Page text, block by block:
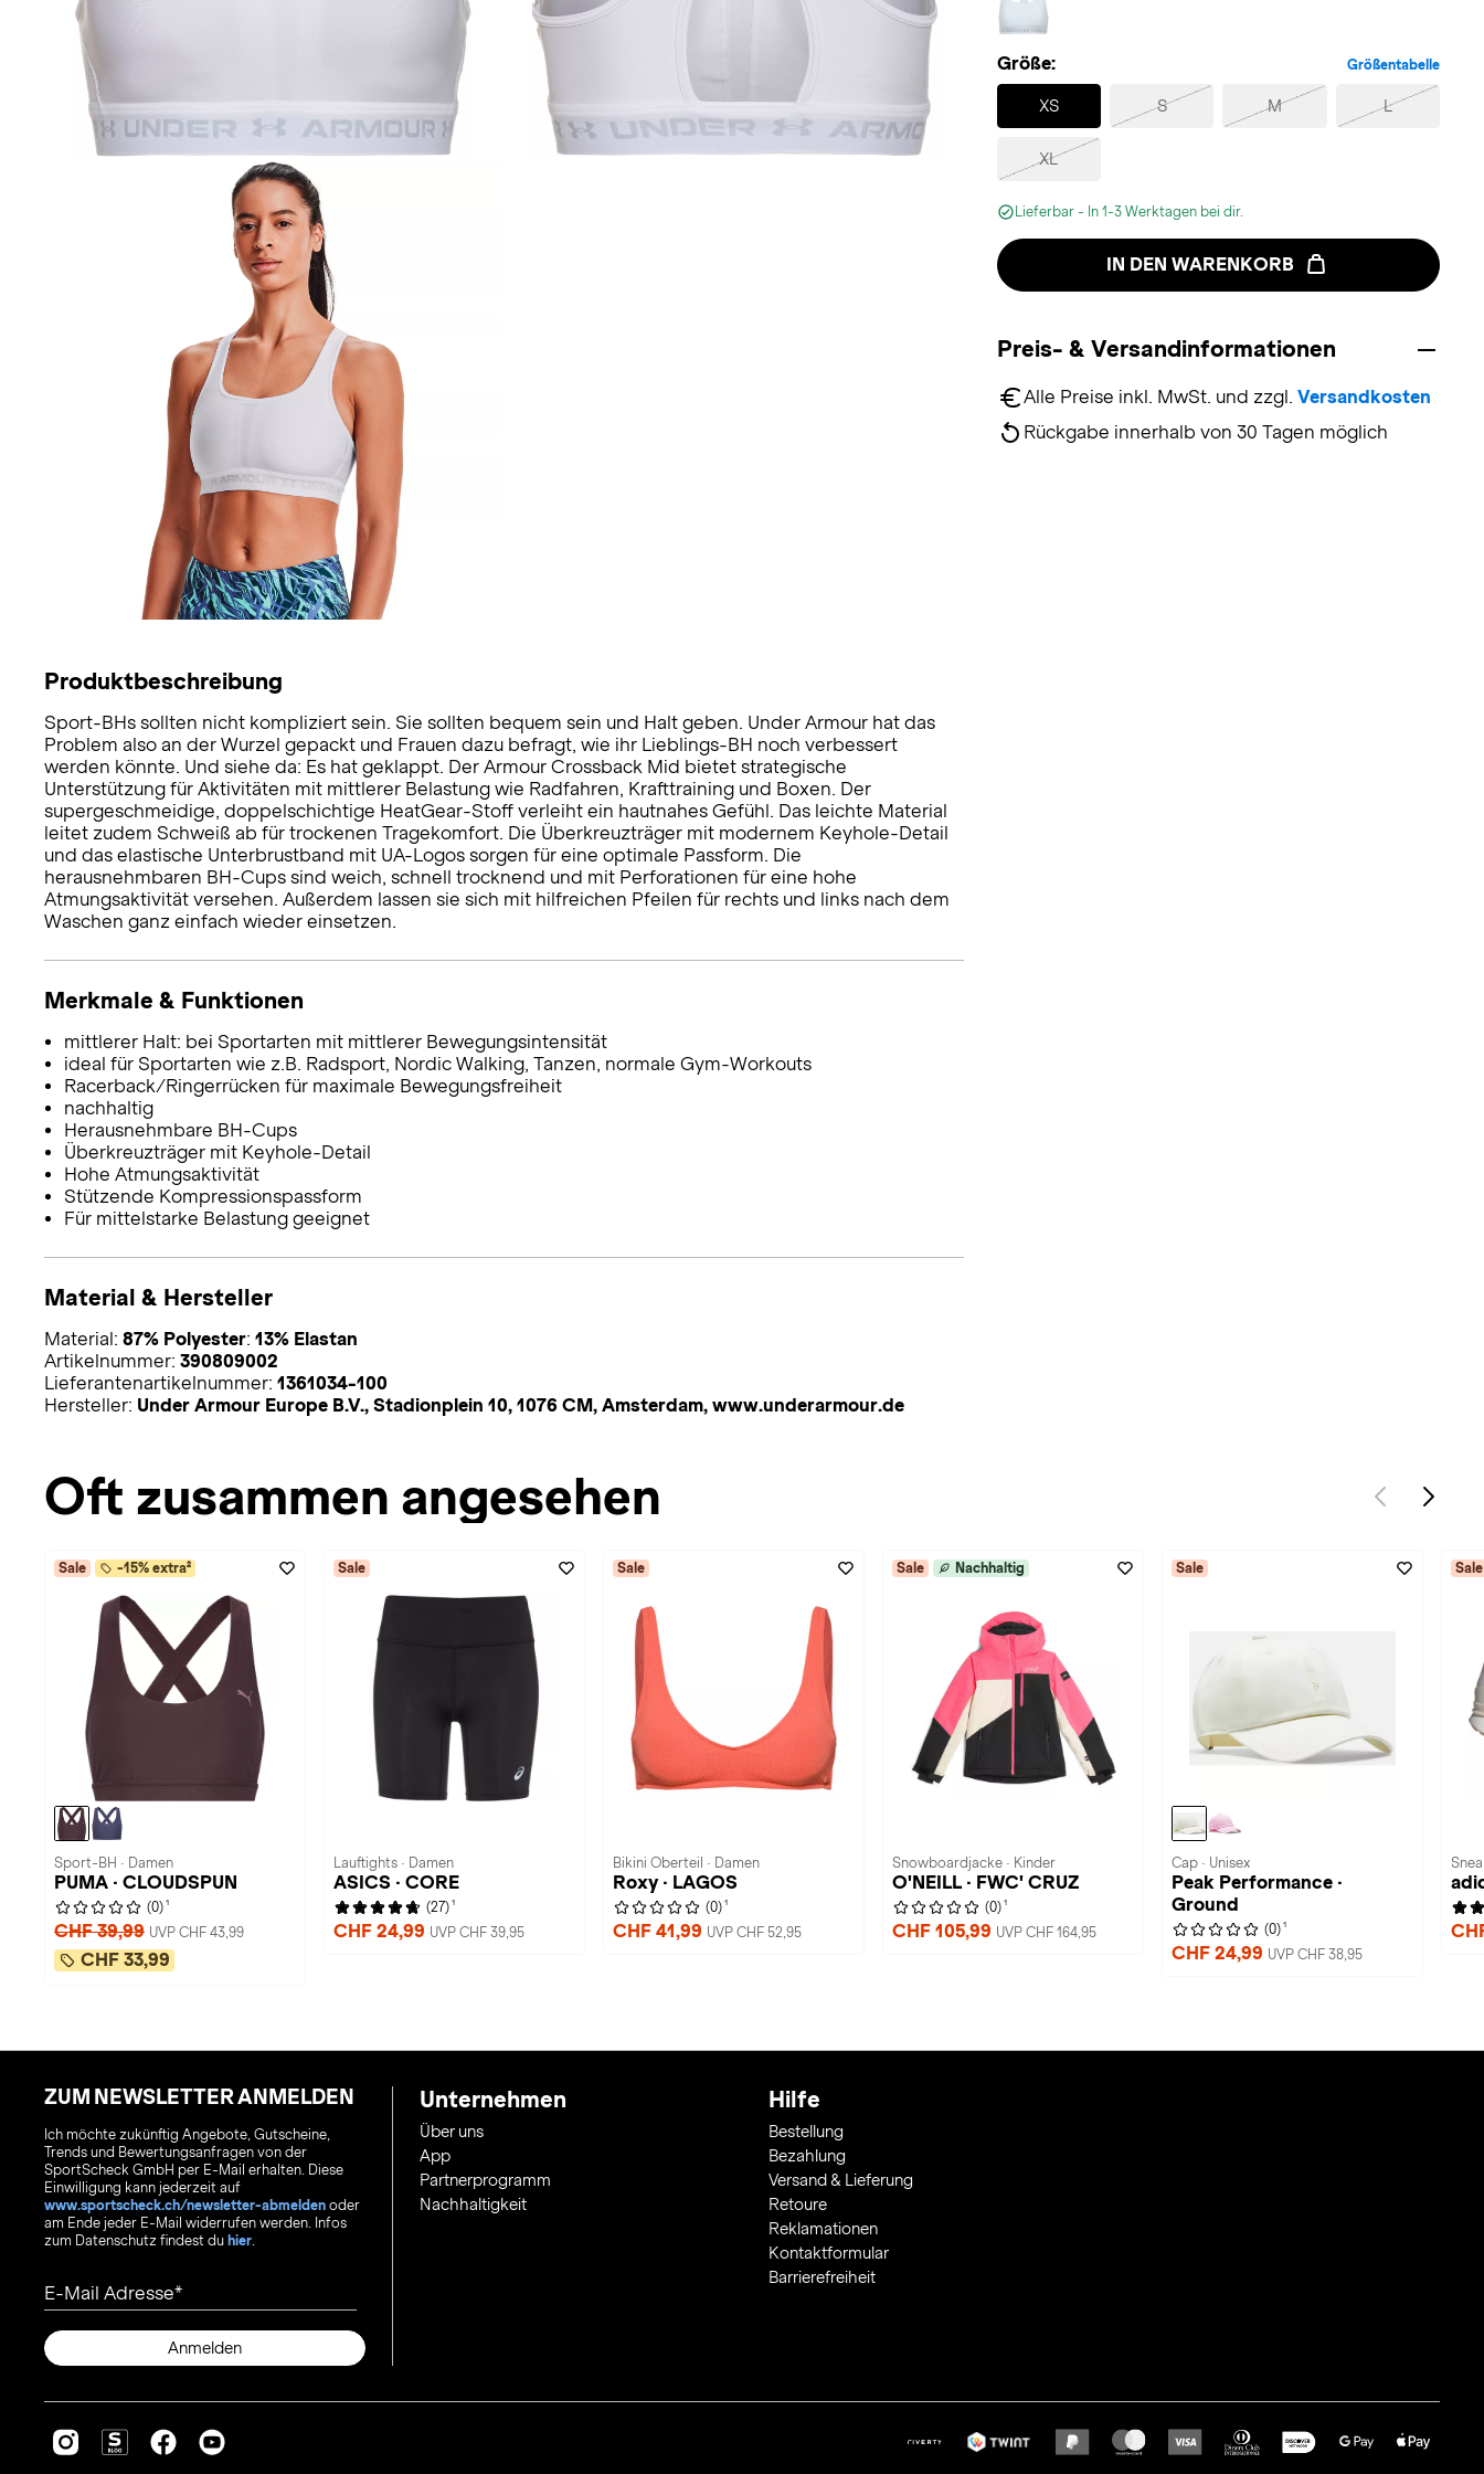
Größe: Größentabelle
XS
Selected
S M L
XL
Lieferbar - In 1-3 Werktagen bei dir.
IN DEN WARENKORB
Preis- & Versandinformationen
Alle Preise inkl. MwSt. und zzgl. Versandkosten
Rückgabe innerhalb von 30 Tagen möglich
Produktbeschreibung
Sport-BHs sollten nicht kompliziert sein. Sie sollten bequem sein und Halt geben. Under Armour hat das
Problem also an der Wurzel gepackt und Frauen dazu befragt, wie ihr Lieblings-BH noch verbessert
werden könnte. Und siehe da: Es hat geklappt. Der Armour Crossback Mid bietet strategische
Unterstützung für Aktivitäten mit mittlerer Belastung wie Radfahren, Krafttraining und Boxen. Der
supergeschmeidige, doppelschichtige HeatGear-Stoff verleiht ein hautnahes Gefühl. Das leichte Material
leitet zudem Schweiß ab für trockenen Tragekomfort. Die Überkreuzträger mit modernem Keyhole-Detail
und das elastische Unterbrustband mit UA-Logos sorgen für eine optimale Passform. Die
herausnehmbaren BH-Cups sind weich, schnell trocknend und mit Perforationen für eine hohe
Atmungsaktivität versehen. Außerdem lassen sie sich mit hilfreichen Pfeilen für rechts und links nach dem
Waschen ganz einfach wieder einsetzen.
Merkmale & Funktionen
mittlerer Halt: bei Sportarten mit mittlerer Bewegungsintensität
ideal für Sportarten wie z.B. Radsport, Nordic Walking, Tanzen, normale Gym-Workouts
Racerback/Ringerrücken für maximale Bewegungsfreiheit
nachhaltig
Herausnehmbare BH-Cups
Überkreuzträger mit Keyhole-Detail
Hohe Atmungsaktivität
Stützende Kompressionspassform
Für mittelstarke Belastung geeignet
Material & Hersteller
Material: 87% Polyester: 13% Elastan
Artikelnummer: 390809002
Lieferantenartikelnummer: 1361034-100
Hersteller: Under Armour Europe B.V., Stadionplein 10, 1076 CM, Amsterdam, www.underarmour.de
Oft zusammen angesehen
Sale -15% extra²
Sport-BH · Damen
PUMA · CLOUDSPUN
(0) 1
CHF 39,99 UVP CHF 43,99
CHF 33,99
Sale
Lauftights · Damen
ASICS · CORE
(27) 1
CHF 24,99 UVP CHF 39,95
Sale
Bikini Oberteil · Damen
Roxy · LAGOS
(0) 1
CHF 41,99 UVP CHF 52,95
Sale Nachhaltig
Snowboardjacke · Kinder
O'NEILL · FWC' CRUZ
(0) 1
CHF 105,99 UVP CHF 164,95
Sale
Cap · Unisex
Peak Performance ·
Ground
(0) 1
CHF 24,99 UVP CHF 38,95
Sale
ZUM NEWSLETTER ANMELDEN
Ich möchte zukünftig Angebote, Gutscheine,
Trends und Bewertungsanfragen von der
SportScheck GmbH per E-Mail erhalten. Diese
Einwilligung kann jederzeit auf
www.sportscheck.ch/newsletter-abmelden oder
am Ende jeder E-Mail widerrufen werden. Infos
zum Datenschutz findest du hier
E-Mail Adresse
Anmelden
Unternehmen
Über uns
App
Partnerprogramm
Nachhaltigkeit
Hilfe
Bestellung
Bezahlung
Versand & Lieferung
Retoure
Reklamationen
Kontaktformular
Barrierefreiheit